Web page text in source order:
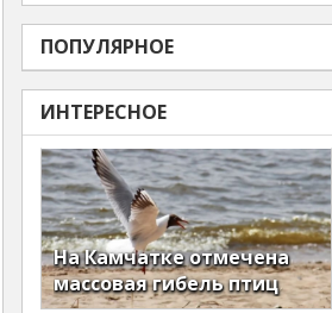
ПОПУЛЯРНОЕ
ИНТЕРЕСНОЕ
На Камчатке отмечена
массовая гибель птиц